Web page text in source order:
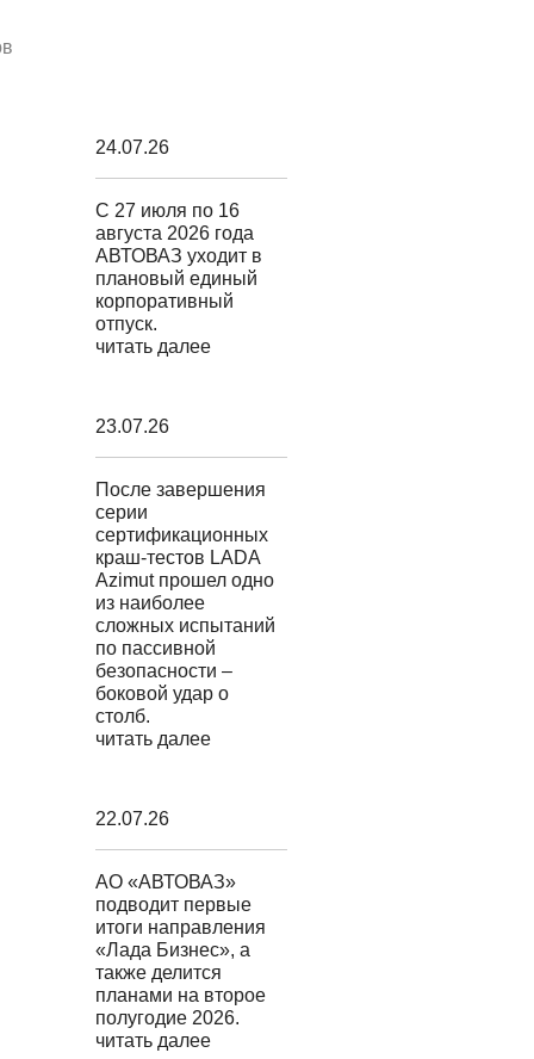
24.07.26
С 27 июля по 16
августа 2026 года
АВТОВАЗ уходит в
плановый единый
корпоративный
отпуск.
читать далее
23.07.26
После завершения
серии
сертификационных
краш-тестов LADA
Azimut прошел одно
из наиболее
сложных испытаний
по пассивной
безопасности –
боковой удар о
столб.
читать далее
22.07.26
АО «АВТОВАЗ»
подводит первые
итоги направления
«Лада Бизнес», а
также делится
планами на второе
полугодие 2026.
читать далее